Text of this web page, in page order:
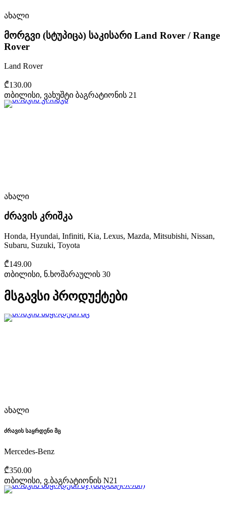
ახალი
მორგვი (სტუპიცა) საკისარი Land Rover / Range
Rover
Land Rover
₾130.00
თბილისი, ვახუშტი ბაგრატიონის 21
ახალი
ძრავის კრიშკა
Honda, Hyundai, Infiniti, Kia, Lexus, Mazda, Mitsubishi, Nissan,
Subaru, Suzuki, Toyota
₾149.00
თბილისი, ნ.ხოშარაულის 30
მსგავსი პროდუქტები
ახალი
ძრავის საყრდენი მც
Mercedes-Benz
₾350.00
თბილისი, ვ.ბაგრატიონის N21